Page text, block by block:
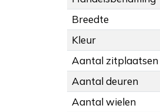
Breedte
Kleur
Aantal zitplaatsen
Aantal deuren
Aantal wielen